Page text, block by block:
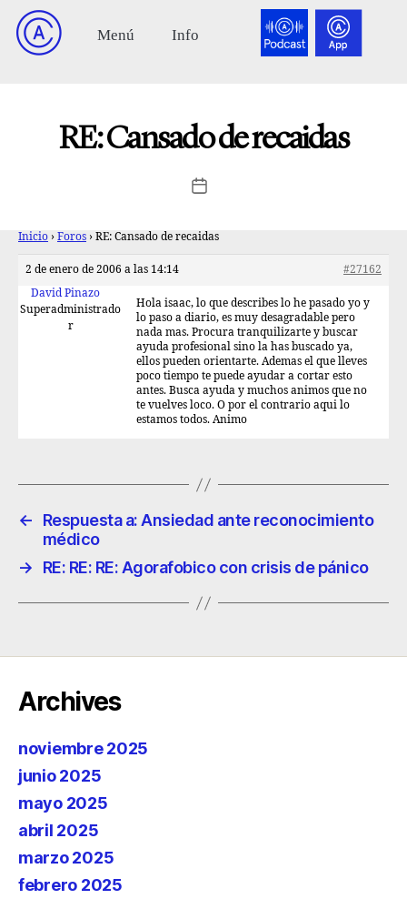
RE: Cansado de recaidas
Inicio › Foros › RE: Cansado de recaidas
2 de enero de 2006 a las 14:14
#27162
David Pinazo
Superadministrado
r
Hola isaac, lo que describes lo he pasado yo y
lo paso a diario, es muy desagradable pero
nada mas. Procura tranquilizarte y buscar
ayuda profesional sino la has buscado ya,
ellos pueden orientarte. Ademas el que lleves
poco tiempo te puede ayudar a cortar esto
antes. Busca ayuda y muchos animos que no
te vuelves loco. O por el contrario aqui lo
estamos todos. Animo
←
Respuesta a: Ansiedad ante reconocimiento
médico
→
RE: RE: RE: Agorafobico con crisis de pánico
Archives
noviembre 2025
junio 2025
mayo 2025
abril 2025
marzo 2025
febrero 2025